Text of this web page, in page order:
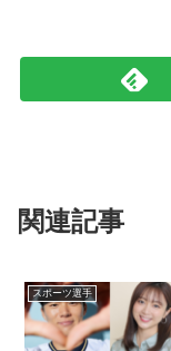
関連記事
スポーツ選手